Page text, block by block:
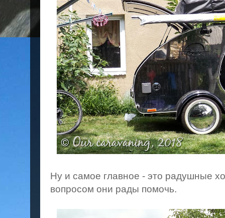
Ну и самое главное - это радушные
вопросом они рады помочь.